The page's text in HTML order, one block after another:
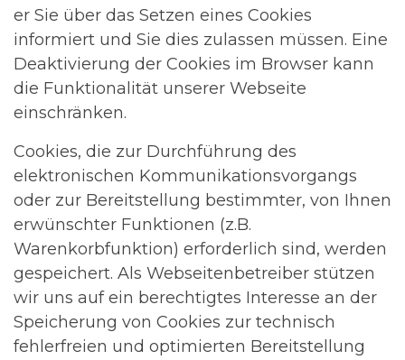
er Sie über das Setzen eines Cookies
informiert und Sie dies zulassen müssen. Eine
Deaktivierung der Cookies im Browser kann
die Funktionalität unserer Webseite
einschränken.
Cookies, die zur Durchführung des
elektronischen Kommunikationsvorgangs
oder zur Bereitstellung bestimmter, von Ihnen
erwünschter Funktionen (z.B.
Warenkorbfunktion) erforderlich sind, werden
gespeichert. Als Webseitenbetreiber stützen
wir uns auf ein berechtigtes Interesse an der
Speicherung von Cookies zur technisch
fehlerfreien und optimierten Bereitstellung